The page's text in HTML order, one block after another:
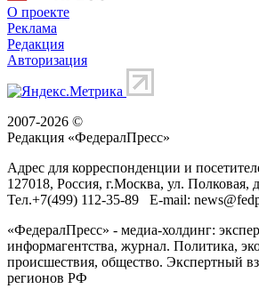
О проекте
Реклама
Редакция
Авторизация
2007-2026 ©
Редакция «ФедералПресс»
Адрес для корреспонденции и
127018, Россия, г.Москва, ул. Полковая,
Тел.+7(499) 112-35-89 E-mail:
«ФедералПресс» - медиа-холдинг:
информагентства, журнал. Политика,
происшествия, общество. Экспертный
регионов РФ